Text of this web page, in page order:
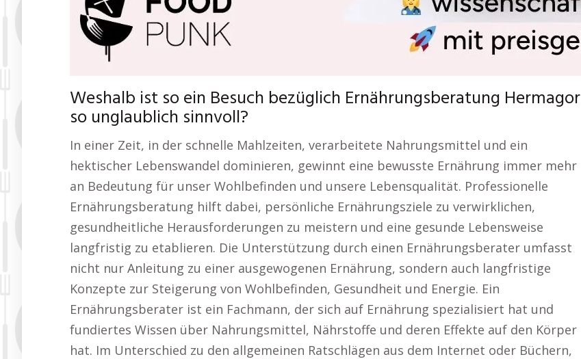
Weshalb ist so ein Besuch bezüglich Ernährungsberatung Hermagor
so unglaublich sinnvoll?
In einer Zeit, in der schnelle Mahlzeiten, verarbeitete Nahrungsmittel und ein
hektischer Lebenswandel dominieren, gewinnt eine bewusste Ernährung immer mehr
an Bedeutung für unser Wohlbefinden und unsere Lebensqualität. Professionelle
Ernährungsberatung hilft dabei, persönliche Ernährungsziele zu verwirklichen,
gesundheitliche Herausforderungen zu meistern und eine gesunde Lebensweise
langfristig zu etablieren. Die Unterstützung durch einen Ernährungsberater umfasst
nicht nur Anleitung zu einer ausgewogenen Ernährung, sondern auch langfristige
Konzepte zur Steigerung von Wohlbefinden, Gesundheit und Energie. Ein
Ernährungsberater ist ein Fachmann, der sich auf Ernährung spezialisiert hat und
fundiertes Wissen über Nahrungsmittel, Nährstoffe und deren Effekte auf den Körper
hat. Im Unterschied zu den allgemeinen Ratschlägen aus dem Internet oder Büchern,